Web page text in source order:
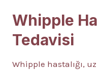
Whipple
Tedavisi
Whipple hastalığı,